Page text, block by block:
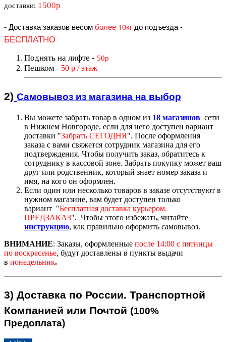
доставки: 1500р
-Доставка заказов весомболее 10кгдо подъезда-
БЕСПЛАТНО
Поднять на лифте - 50р
Пешком - 50 р / этаж
2) Самовывоз из магазина на выбор
Вы можете забрать товар в одном из 18 магазинов сети
в Нижнем Новгороде, если для него доступен вариант
доставки "Забрать СЕГОДНЯ". После оформления
заказа с вами свяжется сотрудник магазина для его
подтверждения. Чтобы получить заказ, обратитесь к
сотруднику в кассовой зоне. Забрать покупку может ваш
друг или родственник, который знает номер заказа и
имя, на кого он оформлен.
Если один или несколько товаров в заказе отсутствуют в
нужном магазине, вам будет доступен только
вариант "Бесплатная доставка курьером.
ПРЕДЗАКАЗ". Чтобы этого избежать, читайте
инструкцию, как правильно оформить самовывоз.
ВНИМАНИЕ: Заказы, оформленные после 14:00 с пятницы
по воскресенье, будут доставлены в пункты выдачи
в понедельник.
3) Доставка по России. Транспортной
Компанией или Почтой (100%
Предоплата)